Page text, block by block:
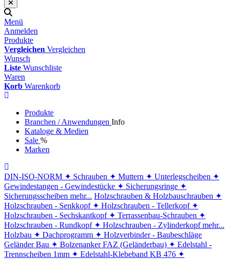
Menü
Anmelden
Produkte
Vergleichen Vergleichen
Wunsch
Liste Wunschliste
Waren
Korb Warenkorb
Produkte
Branchen / Anwendungen Info
Kataloge & Medien
Sale %
Marken
DIN-ISO-NORM ✦ Schrauben ✦ Muttern ✦ Unterlegscheiben ✦
Gewindestangen - Gewindestücke ✦ Sicherungsringe ✦
Sicherungsscheiben mehr... Holzschrauben & Holzbauschrauben ✦
Holzschrauben - Senkkopf ✦ Holzschrauben - Tellerkopf ✦
Holzschrauben - Sechskantkopf ✦ Terrassenbau-Schrauben ✦
Holzschrauben - Rundkopf ✦ Holzschrauben - Zylinderkopf mehr...
Holzbau ✦ Dachprogramm ✦ Holzverbinder - Baubeschläge
Geländer Bau ✦ Bolzenanker FAZ (Geländerbau) ✦ Edelstahl -
Trennscheiben 1mm ✦ Edelstahl-Klebeband KB 476 ✦